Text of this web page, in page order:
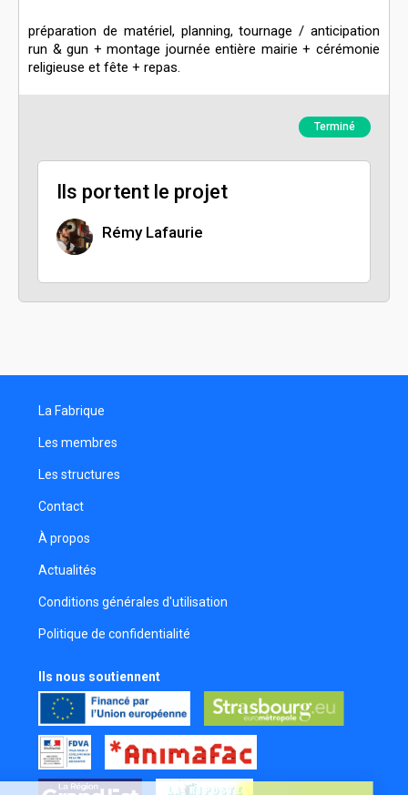
préparation de matériel, planning, tournage / anticipation
run & gun + montage journée entière mairie + cérémonie
religieuse et fête + repas.
Terminé
Ils portent le projet
Rémy Lafaurie
La Fabrique
Les membres
Les structures
Contact
À propos
Actualités
Conditions générales d'utilisation
Politique de confidentialité
Ils nous soutiennent